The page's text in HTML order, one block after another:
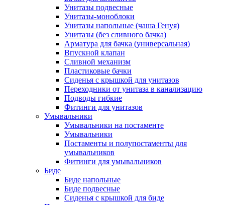
Унитазы подвесные
Унитазы-моноблоки
Унитазы напольные (чаша Генуя)
Унитазы (без сливного бачка)
Арматура для бачка (универсальная)
Впускной клапан
Сливной механизм
Пластиковые бачки
Сиденья с крышкой для унитазов
Переходники от унитаза в канализацию
Подводы гибкие
Фитинги для унитазов
Умывальники
Умывальники на постаменте
Умывальники
Постаменты и полупостаменты для
умывальников
Фитинги для умывальников
Биде
Биде напольные
Биде подвесные
Сиденья с крышкой для биде